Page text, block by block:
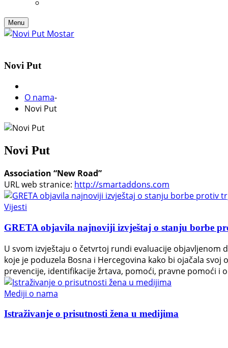
Menu
Novi Put
O nama-
Novi Put
Novi Put
Association “New Road”
URL web stranice: http://smartaddons.com
Vijesti
GRETA objavila najnoviji izvještaj o stanju borbe
U svom izvještaju o četvrtoj rundi evaluacije objavljenom
koje je poduzela Bosna i Hercegovina kako bi ojačala
prevencije, identifikacije žrtava, pomoći, pravne pomoći i
Mediji o nama
Istraživanje o prisutnosti žena u medijima